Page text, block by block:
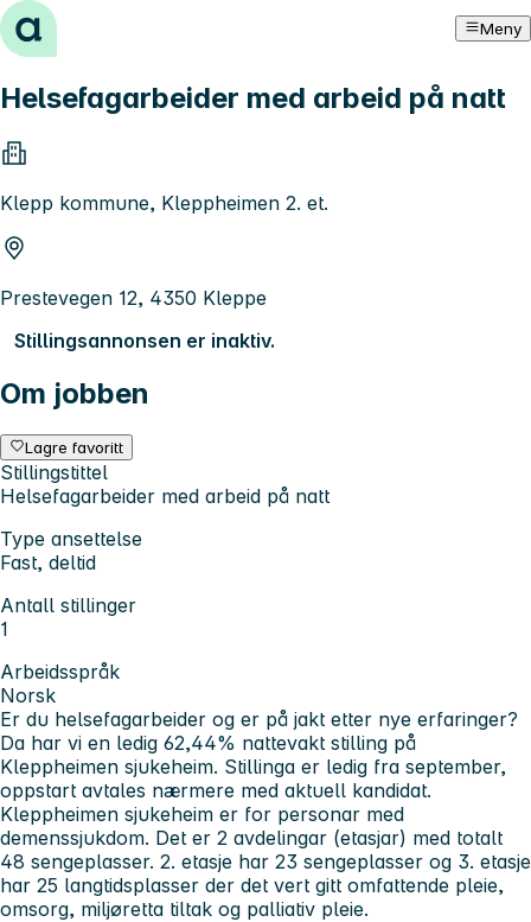
Hopp til innhold Meny
Helsefagarbeider med arbeid på natt
Klepp kommune, Kleppheimen 2. et.
Prestevegen 12, 4350 Kleppe
Stillingsannonsen er inaktiv.
Om jobben
Lagre favoritt
Stillingstittel
Helsefagarbeider med arbeid på natt
Type ansettelse
Fast, deltid
Antall stillinger
1
Arbeidsspråk
Norsk
Er du helsefagarbeider og er på jakt etter nye erfaringer?
Da har vi en ledig 62,44% nattevakt stilling på
Kleppheimen sjukeheim. Stillinga er ledig fra september,
oppstart avtales nærmere med aktuell kandidat.
Kleppheimen sjukeheim er for personar med
demenssjukdom. Det er 2 avdelingar (etasjar) med totalt
48 sengeplasser. 2. etasje har 23 sengeplasser og 3. etasje
har 25 langtidsplasser der det vert gitt omfattende pleie,
omsorg, miljøretta tiltak og palliativ pleie.